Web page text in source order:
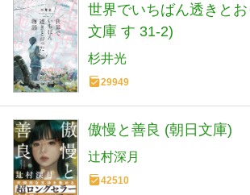
世界でいちばん透きと
文庫 す 31-2)
杉井光
29949
傲慢と善良 (朝日文庫)
辻村深月
42510